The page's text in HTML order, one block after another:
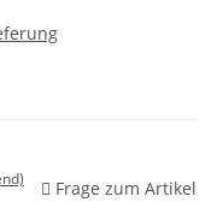
Frage zum Artikel